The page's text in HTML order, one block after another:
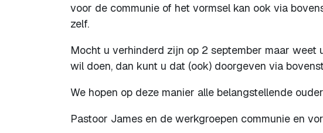
voor de communie of het vormsel kan ook via
zelf.
Mocht u verhinderd zijn op 2 september maar
wil doen, dan kunt u dat (ook) doorgeven via
We hopen op deze manier alle belangstellende
Pastoor James en de werkgroepen communie en